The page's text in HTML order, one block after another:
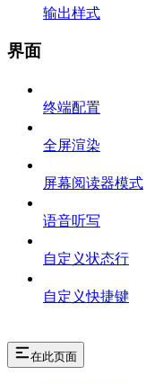
输出样式
界面
终端配置
全屏渲染
屏幕阅读器模式
语音听写
自定义状态行
自定义快捷键
在此页面